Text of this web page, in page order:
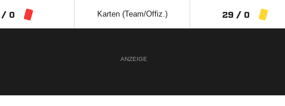
/ 0 Karten (Team/Offiz.) 29 / 0
ANZEIGE